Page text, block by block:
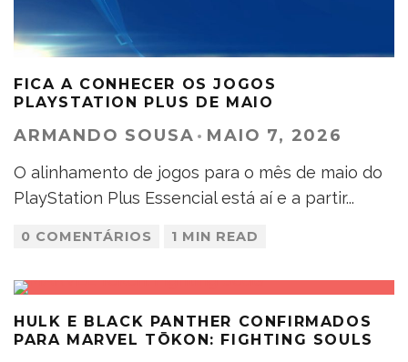
FICA A CONHECER OS JOGOS
PLAYSTATION PLUS DE MAIO
ARMANDO SOUSA · MAIO 7, 2026
O alinhamento de jogos para o mês de maio do
PlayStation Plus Essencial está aí e a partir...
0 COMENTÁRIOS 1 MIN READ
HULK E BLACK PANTHER CONFIRMADOS
PARA MARVEL TŌKON: FIGHTING SOULS